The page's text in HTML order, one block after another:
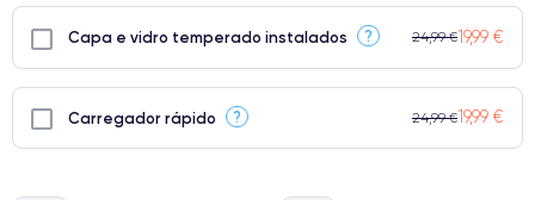
Capa e vidro temperado instalados ? 24,99 €19,99 €
Carregador rápido ? 24,99 €19,99 €